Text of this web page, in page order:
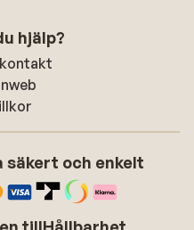
hjälp?
säkert och enkelt